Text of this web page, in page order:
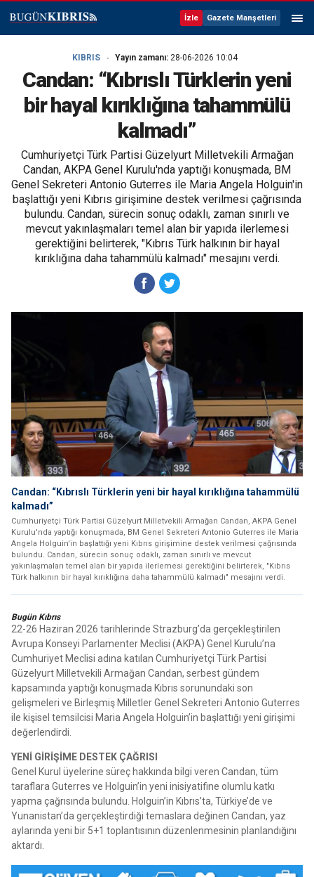
İzle Gazete Manşetleri
KIBRIS Yayın zamanı: 28-06-2026 10:04
Candan: “Kıbrıslı Türklerin yeni
bir hayal kırıklığına tahammülü
kalmadı”
Cumhuriyetçi Türk Partisi Güzelyurt Milletvekili Armağan
Candan, AKPA Genel Kurulu'nda yaptığı konuşmada, BM
Genel Sekreteri Antonio Guterres ile Maria Angela Holguin'in
başlattığı yeni Kıbrıs girişimine destek verilmesi çağrısında
bulundu. Candan, sürecin sonuç odaklı, zaman sınırlı ve
mevcut yakınlaşmaları temel alan bir yapıda ilerlemesi
gerektiğini belirterek, "Kıbrıs Türk halkının bir hayal
kırıklığına daha tahammülü kalmadı" mesajını verdi.
Candan: “Kıbrıslı Türklerin yeni bir hayal kırıklığına tahammülü
kalmadı”
Cumhuriyetçi Türk Partisi Güzelyurt Milletvekili Armağan Candan, AKPA Genel
Kurulu'nda yaptığı konuşmada, BM Genel Sekreteri Antonio Guterres ile Maria
Angela Holguin'in başlattığı yeni Kıbrıs girişimine destek verilmesi çağrısında
bulundu. Candan, sürecin sonuç odaklı, zaman sınırlı ve mevcut
yakınlaşmaları temel alan bir yapıda ilerlemesi gerektiğini belirterek, "Kıbrıs
Türk halkının bir hayal kırıklığına daha tahammülü kalmadı" mesajını verdi.
Bugün Kıbrıs
22-26 Haziran 2026 tarihlerinde Strazburg’da gerçekleştirilen
Avrupa Konseyi Parlamenter Meclisi (AKPA) Genel Kurulu’na
Cumhuriyet Meclisi adına katılan Cumhuriyetçi Türk Partisi
Güzelyurt Milletvekili Armağan Candan, serbest gündem
kapsamında yaptığı konuşmada Kıbrıs sorunundaki son
gelişmeleri ve Birleşmiş Milletler Genel Sekreteri Antonio Guterres
ile kişisel temsilcisi Maria Angela Holguin’in başlattığı yeni girişimi
değerlendirdi.
YENİ GİRİŞİME DESTEK ÇAĞRISI
Genel Kurul üyelerine süreç hakkında bilgi veren Candan, tüm
taraflara Guterres ve Holguin’in yeni inisiyatifine olumlu katkı
yapma çağrısında bulundu. Holguin’in Kıbrıs’ta, Türkiye’de ve
Yunanistan’da gerçekleştirdiği temaslara değinen Candan, yaz
aylarında yeni bir 5+1 toplantısının düzenlenmesinin planlandığını
aktardı.